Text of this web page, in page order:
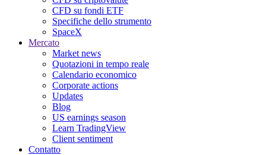
CFD su fondi ETF
Specifiche dello strumento
SpaceX
Mercato
Market news
Quotazioni in tempo reale
Calendario economico
Corporate actions
Updates
Blog
US earnings season
Learn TradingView
Client sentiment
Contatto